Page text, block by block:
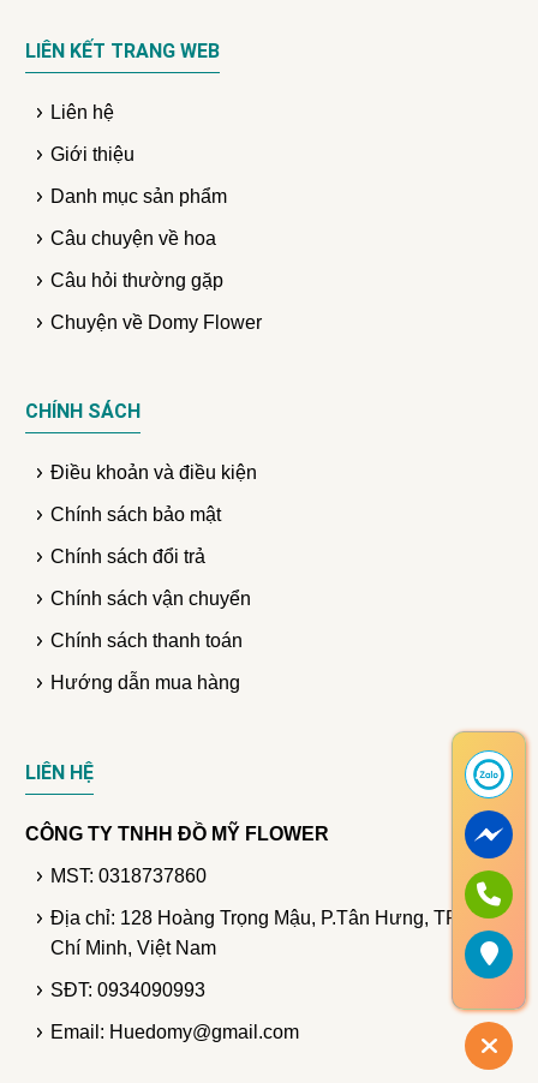
LIÊN KẾT TRANG WEB
Liên hệ
Giới thiệu
Danh mục sản phẩm
Câu chuyện về hoa
Câu hỏi thường gặp
Chuyện về Domy Flower
CHÍNH SÁCH
Điều khoản và điều kiện
Chính sách bảo mật
Chính sách đổi trả
Chính sách vận chuyển
Chính sách thanh toán
Hướng dẫn mua hàng
LIÊN HỆ
CÔNG TY TNHH ĐỒ MỸ FLOWER
MST: 0318737860
Địa chỉ: 128 Hoàng Trọng Mậu, P.Tân Hưng, TP. Hồ
Chí Minh, Việt Nam
SĐT: 0934090993
Email: Huedomy@gmail.com